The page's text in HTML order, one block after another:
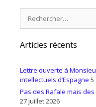
Articles récents
Lettre ouverte à
intellectuels d’Espagne 5
Pas des Rafale mais des
27 juillet 2026